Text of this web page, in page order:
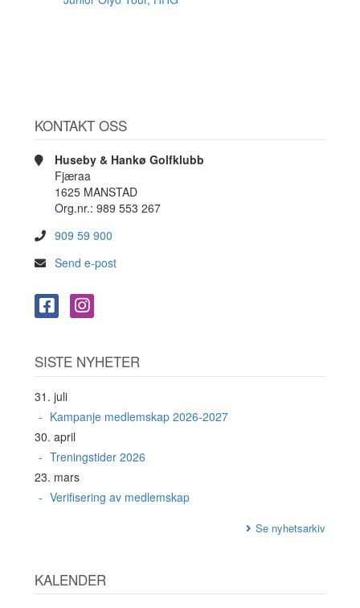
KONTAKT OSS
Huseby & Hankø Golfklubb
Fjæraa
1625 MANSTAD
Org.nr.: 989 553 267
909 59 900
Send e-post
SISTE NYHETER
31. juli
Kampanje medlemskap 2026-2027
30. april
Treningstider 2026
23. mars
Verifisering av medlemskap
Se nyhetsarkiv
KALENDER